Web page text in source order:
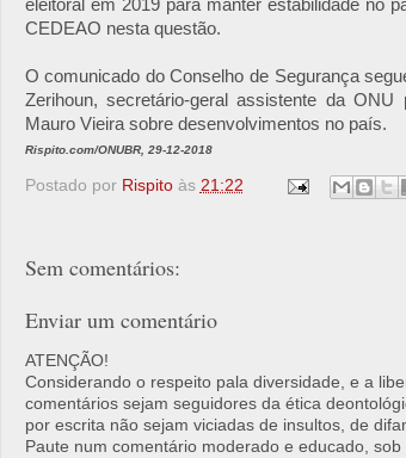
eleitoral em 2019 para manter estabilidade no
CEDEAO nesta questão.
O comunicado do Conselho de Segurança
Zerihoun, secretário-geral assistente da
Mauro Vieira sobre desenvolvimentos no país.
Rispito.com/ONUBR, 29-12-2018
Postado por Rispito às 21:22
Sem comentários:
Enviar um comentário
ATENÇÃO!
Considerando o respeito pala diversidade, e a
comentários sejam seguidores da ética
por escrita não sejam viciadas de insultos, de
Paute num comentário moderado e educado,